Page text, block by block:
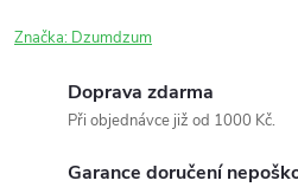
Značka: Dzumdzum
Doprava zdarma
Při objednávce již od 1000 Kč.
Garance doručení